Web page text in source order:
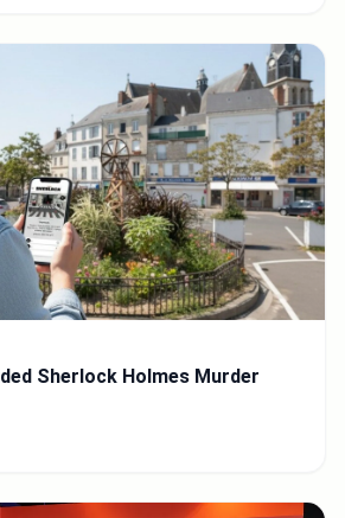
Sherlock Holmes Murder